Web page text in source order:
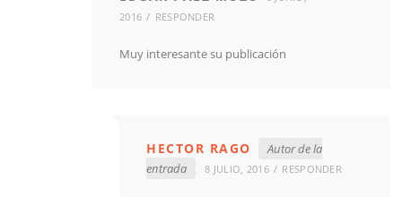
2016
RESPONDER
Muy interesante su publicación
HECTOR RAGO
Autor de la
entrada
8 JULIO, 2016 RESPONDER